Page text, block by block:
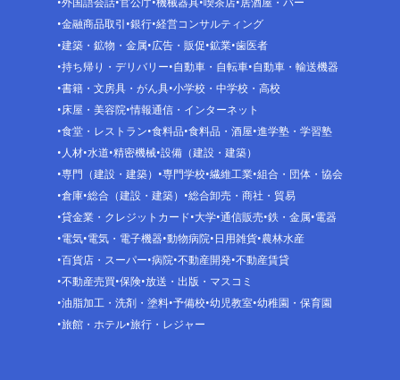
金融商品取引 銀行 経営コンサルティング
建築・鉱物・金属 広告・販促 鉱業 歯医者
持ち帰り・デリバリー 自動車・自転車 自動車・輸送機器
書籍・文房具・がん具 小学校・中学校・高校
床屋・美容院 情報通信・インターネット
食堂・レストラン 食料品 食料品・酒屋 進学塾・学習塾
人材 水道 精密機械 設備（建設・建築）
専門（建設・建築）
専門学校 繊維工業 組合・団体・協会
倉庫 総合（建設・建築）
総合卸売・商社・貿易
貸金業・クレジットカード 大学 通信販売 鉄・金属 電器
電気 電気・電子機器 動物病院 日用雑貨 農林水産
百貨店・スーパー 病院 不動産開発 不動産賃貸
不動産売買 保険 放送・出版・マスコミ
油脂加工・洗剤・塗料 予備校 幼児教室 幼稚園・保育園
旅館・ホテル 旅行・レジャー